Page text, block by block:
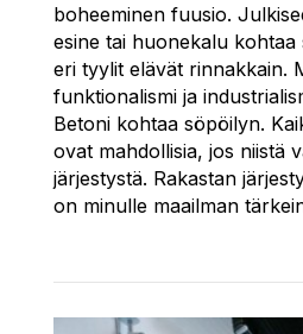
boheeminen fuusio.
esine tai huonekalu kohtaa
eri tyylit elävät rinnakkain.
funktionalismi ja
Betoni kohtaa söpöilyn.
ovat mahdollisia, jos niistä
järjestystä. Rakastan
on minulle maailman